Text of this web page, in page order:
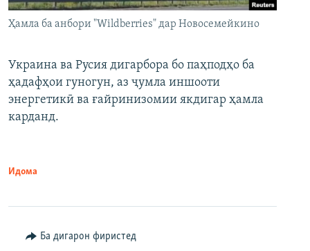
Ҳамла ба анбори "Wildberries" дар Новосемейкино
Украина ва Русия дигарбора бо паҳподҳо ба
ҳадафҳои гуногун, аз ҷумла иншооти
энергетикӣ ва ғайринизомии якдигар ҳамла
карданд.
Идома
Ба дигарон фиристед